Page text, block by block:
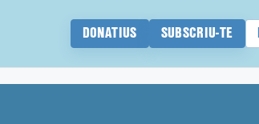
DONATIUS SUBSCRIU-TE